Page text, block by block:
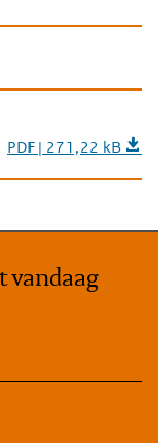
PDF | 271,22 kB
vandaag